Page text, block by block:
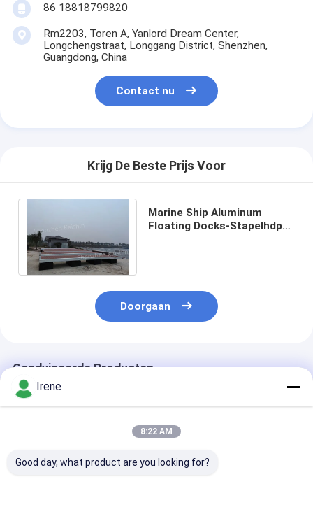
86 18818799820
Rm2203, Toren A, Yanlord Dream Center,
Longchengstraat, Longgang District, Shenzhen,
Guangdong, China
Contact nu
Krijg De Beste Prijs Voor
Marine Ship Aluminum
Floating Docks-Stapelhdpe
Doorgaan
Geadviseerde Producten
Irene
8:22 AM
Good day, what product are you looking for?